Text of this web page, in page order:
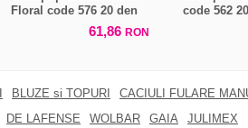
Floral code 576 20 den
61,86 RON
code 562
BLUZE si TOPURI CACIULI FULARE
DE LAFENSE WOLBAR GAIA JULIMEX